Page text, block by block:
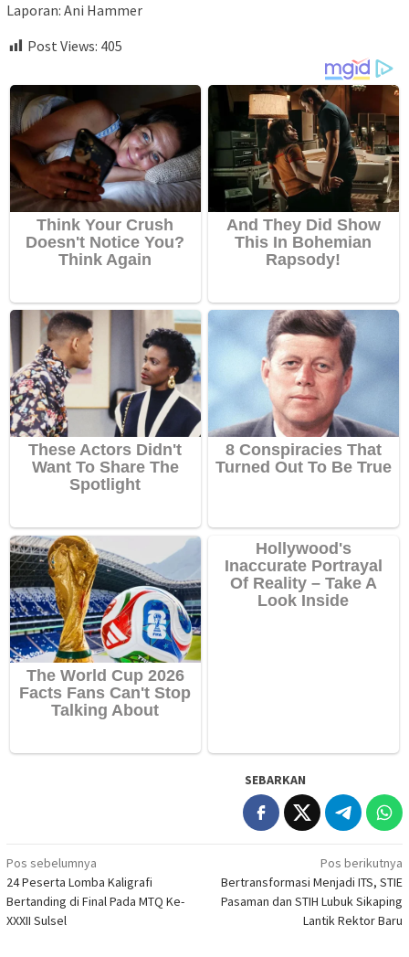
Laporan: Ani Hammer
Post Views: 405
SEBARKAN
Navigasi
pos
Pos sebelumnya
24 Peserta Lomba Kaligrafi
Bertanding di Final Pada MTQ Ke-
XXXII Sulsel
Pos berikutnya
Bertransformasi Menjadi ITS, STIE
Pasaman dan STIH Lubuk Sikaping
Lantik Rektor Baru